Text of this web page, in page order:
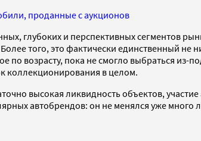
проданные с аукционов
глубоких и перспективных сегментов
того, это фактически единственный
возрасту, пока не смогло выбраться из-
коллекционирования в целом.
высокая ликвидность объектов,
автобрендов: он не менялся уже много